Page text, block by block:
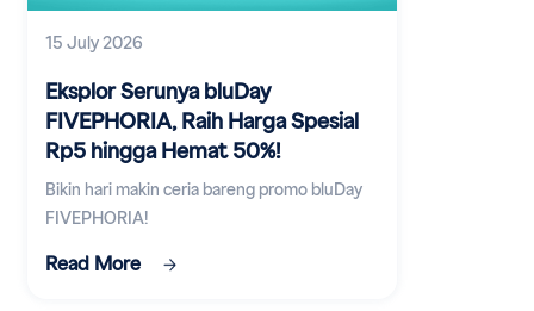
15 July 2026
Eksplor Serunya bluDay
FIVEPHORIA, Raih Harga Spesial
Rp5 hingga Hemat 50%!
Bikin hari makin ceria bareng promo bluDay
FIVEPHORIA!
Read More